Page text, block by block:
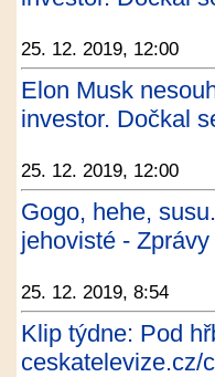
25. 12. 2019, 12:00
Elon Musk
investor. Dočkal
25. 12. 2019, 12:00
Gogo, hehe,
jehovisté -
25. 12. 2019, 8:54
Klip týdne: Pod
ceskatelevize.cz/